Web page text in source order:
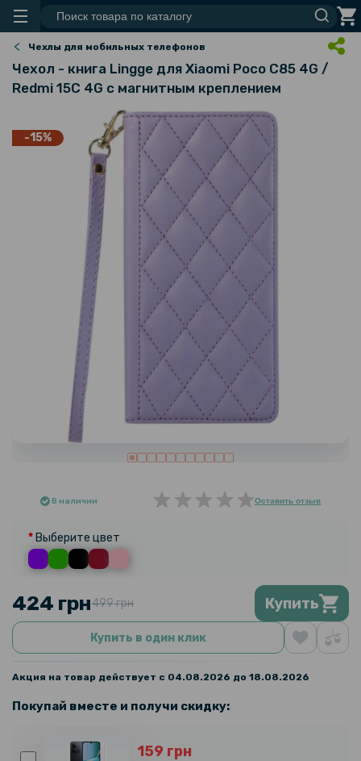
Чехлы для мобильных телефонов
Чехол - книга Lingge для Xiaomi Poco C85 4G /
Redmi 15C 4G с магнитным креплением
-15%
В наличии Оставить отзыв
Выберите цвет
424 грн499 грн Купить
Купить в один клик
Акция на товар действует с 04.08.2026 до 18.08.2026
Покупай вместе и получи скидку:
159 грн